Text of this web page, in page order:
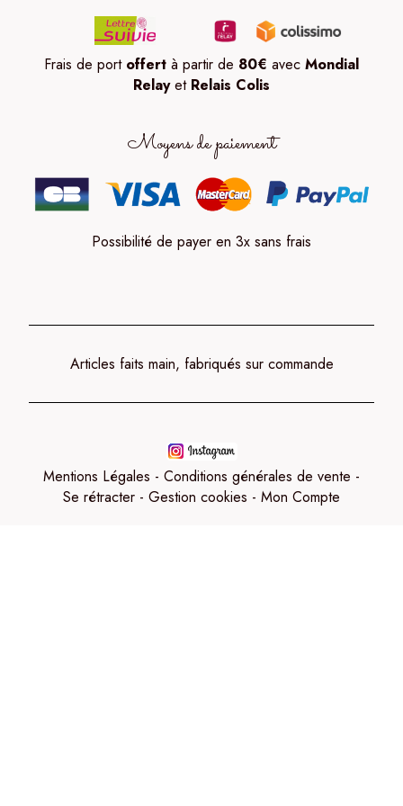
Frais de port offert à partir de 80€ avec Mondial
Relayet Relais Colis
Moyens de paiement
Possibilité de payer en 3x sans frais
Articles faits main, fabriqués sur commande
Mentions Légales
Conditions générales de vente
Se rétracter
Gestion cookies Mon Compte